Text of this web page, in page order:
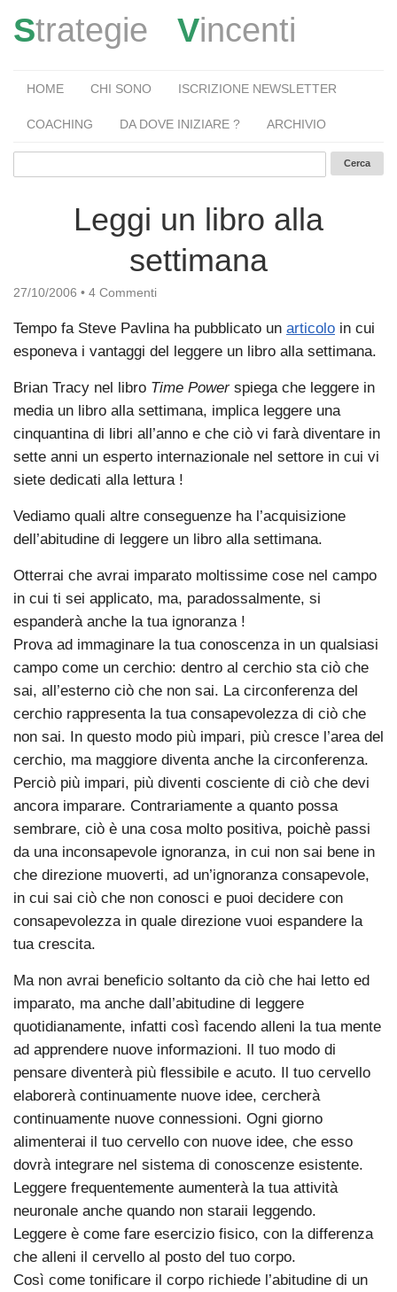
Strategie Vincenti
HOME CHI SONO ISCRIZIONE NEWSLETTER
COACHING DA DOVE INIZIARE ? ARCHIVIO
Leggi un libro alla
settimana
27/10/2006 • 4 Commenti
Tempo fa Steve Pavlina ha pubblicato un articolo in cui
esponeva i vantaggi del leggere un libro alla settimana.
Brian Tracy nel libro Time Powerspiega che leggere in
media un libro alla settimana, implica leggere una
cinquantina di libri all’anno e che ciò vi farà diventare in
sette anni un esperto internazionale nel settore in cui vi
siete dedicati alla lettura !
Vediamo quali altre conseguenze ha l’acquisizione
dell’abitudine di leggere un libro alla settimana.
Otterrai che avrai imparato moltissime cose nel campo
in cui ti sei applicato, ma, paradossalmente, si
espanderà anche la tua ignoranza !
Prova ad immaginare la tua conoscenza in un qualsiasi
campo come un cerchio: dentro al cerchio sta ciò che
sai, all’esterno ciò che non sai. La circonferenza del
cerchio rappresenta la tua consapevolezza di ciò che
non sai. In questo modo più impari, più cresce l’area del
cerchio, ma maggiore diventa anche la circonferenza.
Perciò più impari, più diventi cosciente di ciò che devi
ancora imparare. Contrariamente a quanto possa
sembrare, ciò è una cosa molto positiva, poichè passi
da una inconsapevole ignoranza, in cui non sai bene in
che direzione muoverti, ad un’ignoranza consapevole,
in cui sai ciò che non conosci e puoi decidere con
consapevolezza in quale direzione vuoi espandere la
tua crescita.
Ma non avrai beneficio soltanto da ciò che hai letto ed
imparato, ma anche dall’abitudine di leggere
quotidianamente, infatti così facendo alleni la tua mente
ad apprendere nuove informazioni. Il tuo modo di
pensare diventerà più flessibile e acuto. Il tuo cervello
elaborerà continuamente nuove idee, cercherà
continuamente nuove connessioni. Ogni giorno
alimenterai il tuo cervello con nuove idee, che esso
dovrà integrare nel sistema di conoscenze esistente.
Leggere frequentemente aumenterà la tua attività
neuronale anche quando non staraii leggendo.
Leggere è come fare esercizio fisico, con la differenza
che alleni il cervello al posto del tuo corpo.
Così come tonificare il corpo richiede l’abitudine di un